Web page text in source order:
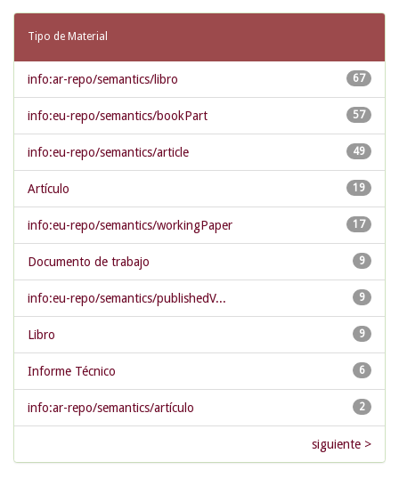
Tipo de Material
67
info:ar-repo/semantics/libro
57
info:eu-repo/semantics/bookPart
49
info:eu-repo/semantics/article
19
Artículo
17
info:eu-repo/semantics/workingPaper
9
Documento de trabajo
9
info:eu-repo/semantics/publishedV...
9
Libro
6
Informe Técnico
2
info:ar-repo/semantics/artículo
siguiente >